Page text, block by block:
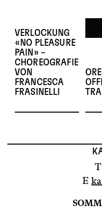
VERLOCKUNG
«NO PLEASURE
PAIN» –
CHOREOGRAFIE
VON
FRANCESCA
FRASINELLI
E